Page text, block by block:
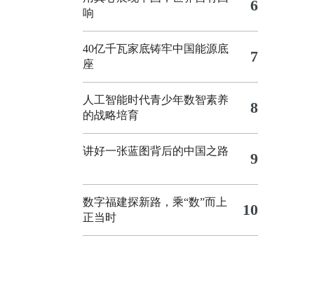
响
6
40亿千瓦家底铸牢中国能源底
座
7
人工智能时代青少年数智素养
的战略培育
8
讲好一张蓝图背后的中国之路 9
数字福建探新路，乘“数”而上
正当时
10